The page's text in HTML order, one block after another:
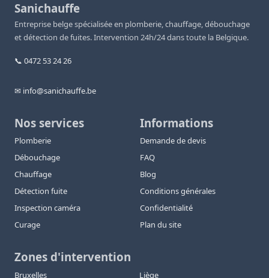
Sanichauffe
Entreprise belge spécialisée en plomberie, chauffage, débouchage
et détection de fuites. Intervention 24h/24 dans toute la Belgique.
📞 0472 53 24 26
✉ info@sanichauffe.be
Nos services
Plomberie
Débouchage
Chauffage
Détection fuite
Inspection caméra
Curage
Informations
Demande de devis
FAQ
Blog
Conditions générales
Confidentialité
Plan du site
Zones d'intervention
Bruxelles Liège